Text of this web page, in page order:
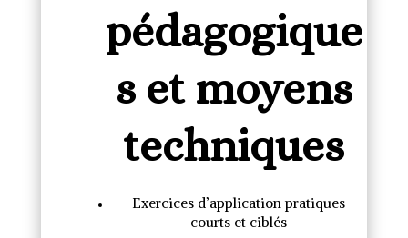
pédagogique
s et moyens
techniques
Exercices d’application pratiques
courts et ciblés